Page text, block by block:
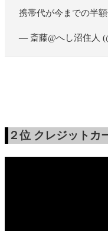
携帯代が今までの半
— 斎藤@へし沼住人
２位 クレジットカ